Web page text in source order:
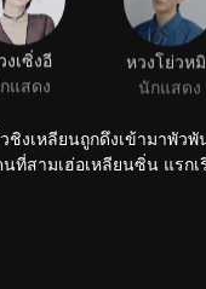
งเซิ่งอี
แสดง
หวงโย่วห
นักแสดง
งเหลียนถูกดึงเข้ามาพั
สามเฮ่อเหลียนซิ่น แร
น จึงตัดสินใจอยู่ช่วยเขา